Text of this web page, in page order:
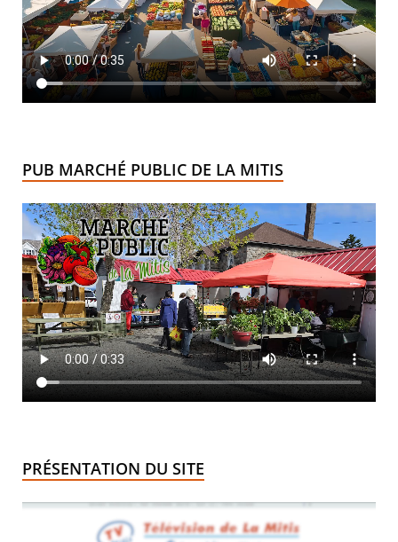
PUB MARCHÉ PUBLIC DE LA MITIS
PRÉSENTATION DU SITE